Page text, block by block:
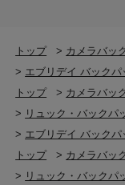
トップ > カメラバッ
> エブリデイ バック
トップ
> カメラバッ
> リュック・バックパ
> エブリデイ バック
トップ
> カメラバッ
> リュック・バックパ